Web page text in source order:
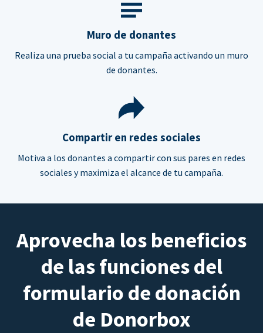
Muro de donantes
Realiza una prueba social a tu campaña activando un muro
de donantes.
Compartir en redes sociales
Motiva a los donantes a compartir con sus pares en redes
sociales y maximiza el alcance de tu campaña.
Aprovecha los beneficios
de las funciones del
formulario de donación
de Donorbox